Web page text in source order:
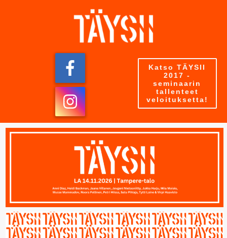
Katso TÄYSII
2017 -
seminaarin
tallenteet
veloituksetta!